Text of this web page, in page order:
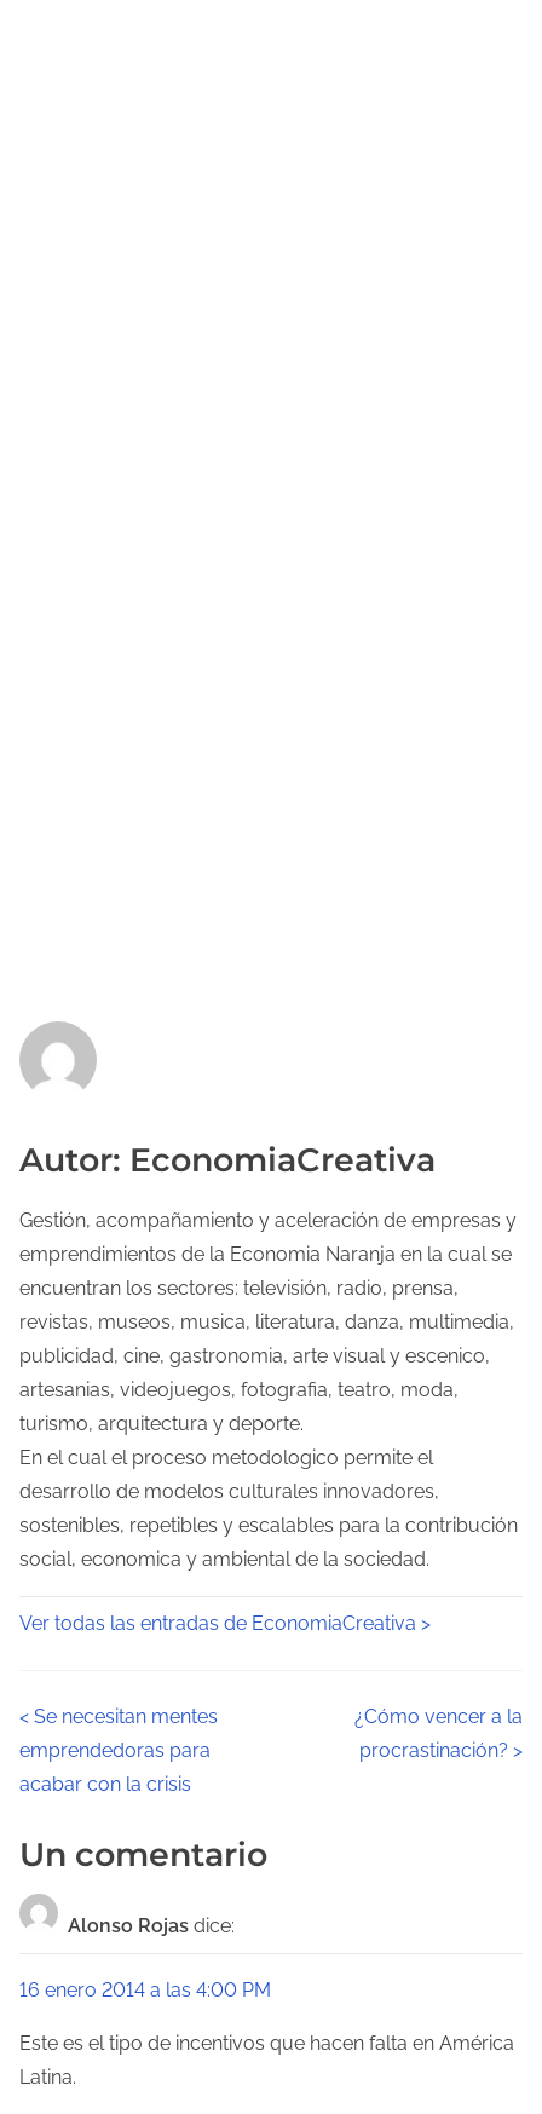
Autor: EconomiaCreativa
Gestión, acompañamiento y aceleración de empresas y
emprendimientos de la Economia Naranja en la cual se
encuentran los sectores: televisión, radio, prensa,
revistas, museos, musica, literatura, danza, multimedia,
publicidad, cine, gastronomia, arte visual y escenico,
artesanias, videojuegos, fotografia, teatro, moda,
turismo, arquitectura y deporte.
En el cual el proceso metodologico permite el
desarrollo de modelos culturales innovadores,
sostenibles, repetibles y escalables para la contribución
social, economica y ambiental de la sociedad.
Ver todas las entradas de EconomiaCreativa >
N
a
e
g
i
< Se necesitan mentes
emprendedoras para
acabar con la crisis
¿Cómo vencer a la
procrastinación? >
Un comentario
Alonso Rojas dice:
16 enero 2014 a las 4:00 PM
Este es el tipo de incentivos que hacen falta en América
Latina.